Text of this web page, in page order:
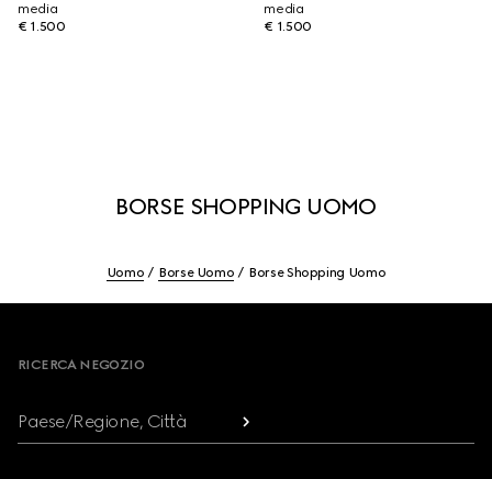
media
€ 1.500
media
€ 1.500
BORSE SHOPPING UOMO
Uomo Borse Uomo Borse Shopping Uomo
RICERCA NEGOZIO
Paese/Regione, Città